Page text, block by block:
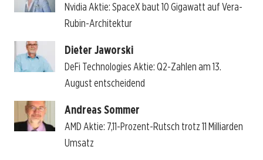
Nvidia Aktie: SpaceX baut 10 Gigawatt auf Vera-
Rubin-Architektur
Dieter Jaworski
DeFi Technologies Aktie: Q2-Zahlen am 13.
August entscheidend
Andreas Sommer
AMD Aktie: 7,11-Prozent-Rutsch trotz 11 Milliarden
Umsatz